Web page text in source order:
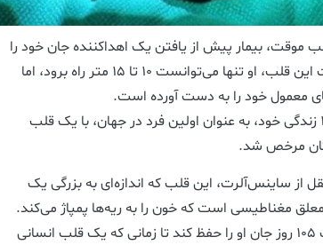
موقت، بیمار پیش از یافتن یک اهداکننده جان خود را
از دست می‌داد. قبل از دریافت این قلب، او تنها می‌توانست ۱۰ تا ۱۵ متر راه برود، اما
معمول خود را به دست آورده است.
یک مرد استرالیایی در دهه ۴۰ زندگی خود، به عنوان اولین فرد در جهان، با یک قلب
مرخص شد.
از ساینس‌آلرت، این قلب که اندازه‌ای به بزرگی یک
مغناطیسی است که خون را به ریه‌ها پمپاژ می‌کند.
این دستگاه پیشرفته توانست ۱۰۵ روز جان او را حفظ کند تا زمانی که یک قلب انسانی